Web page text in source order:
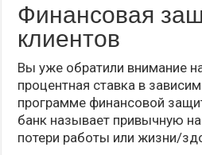
Финансовая
клиентов
Вы уже обратили внимание
процентная ставка в
программе финансовой
банк называет привычную
потери работы или жизни/